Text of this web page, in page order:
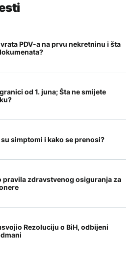
PDV-a na prvu nekretninu i šta
od 1. juna; Šta ne smijete
simptomi i kako se prenosi?
pravila zdravstvenog osiguranja za
Rezoluciju o BiH, odbijeni